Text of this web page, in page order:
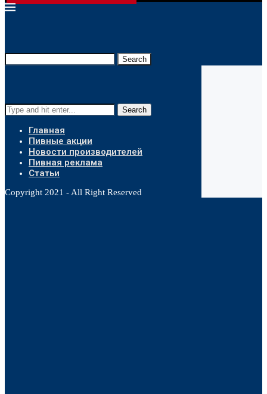
Search
Search
Главная
Пивные акции
Новости производителей
Пивная реклама
Статьи
Copyright 2021 - All Right Reserved